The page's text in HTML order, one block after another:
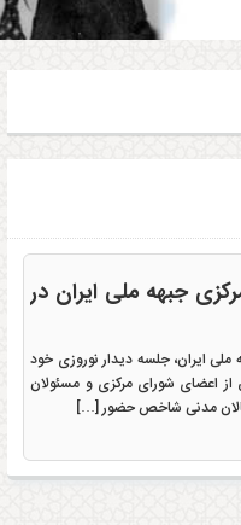
جبهه ملی ایران در
اعضای شورای مرکزی جبهه ملی ایران، جلسه دیدار نوروزی خود
اعضای شورای مرکزی و مسئولان
مدنی شاخص حضور […]